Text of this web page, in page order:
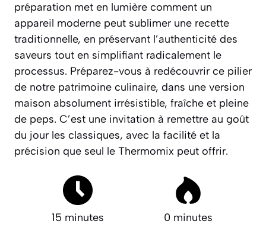
préparation met en lumière comment un
appareil moderne peut sublimer une recette
traditionnelle, en préservant l’authenticité des
saveurs tout en simplifiant radicalement le
processus. Préparez-vous à redécouvrir ce pilier
de notre patrimoine culinaire, dans une version
maison absolument irrésistible, fraîche et pleine
de peps. C’est une invitation à remettre au goût
du jour les classiques, avec la facilité et la
précision que seul le Thermomix peut offrir.
15 minutes 0 minutes